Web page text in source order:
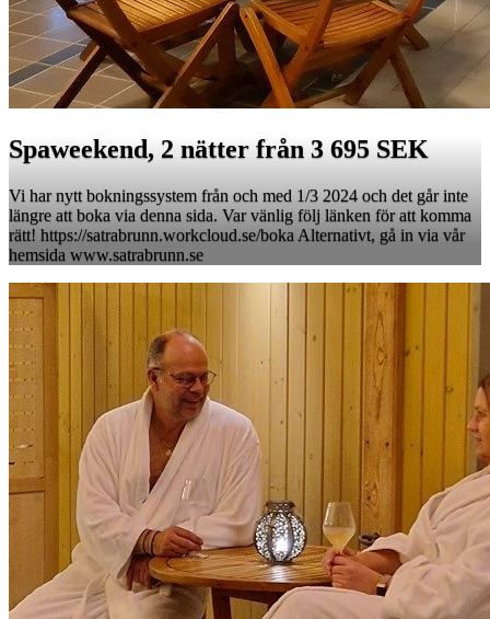
Spaweekend, 2 nätter från 3 695 SEK
Vi har nytt bokningssystem från och med 1/3 2024 och det går inte
längre att boka via denna sida. Var vänlig följ länken för att komma
rätt! https://satrabrunn.workcloud.se/boka Alternativt, gå in via vår
hemsida www.satrabrunn.se